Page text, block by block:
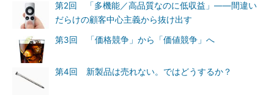
第2回 「多機能／高品質なのに低収益」――間違い
だらけの顧客中心主義から抜け出す
第3回 「価格競争」から「価値競争」へ
第4回 新製品は売れない。ではどうするか？